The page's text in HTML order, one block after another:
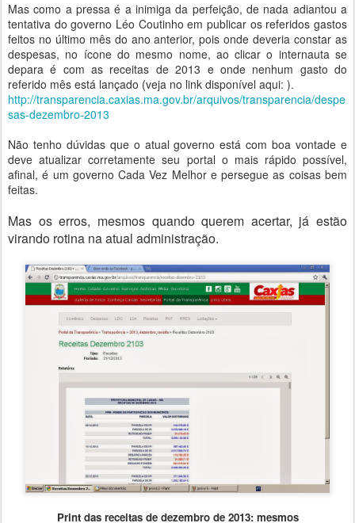
Mas como a pressa é a inimiga da perfeição, de nada adiantou a
tentativa do governo Léo Coutinho em publicar os referidos gastos
feitos no último mês do ano anterior, pois onde deveria constar as
despesas, no ícone do mesmo nome, ao clicar o internauta se
depara é com as receitas de 2013 e onde nenhum gasto do
referido mês está lançado (veja no link disponível aqui: ).
http://transparencia.caxias.ma.gov.br/arquivos/transparencia/despe
sas-dezembro-2013
Não tenho dúvidas que o atual governo está com boa vontade e
deve atualizar corretamente seu portal o mais rápido possível,
afinal, é um governo Cada Vez Melhor e persegue as coisas bem
feitas.
Mas os erros, mesmos quando querem acertar, já estão
virando rotina na atual administração.
Print das receitas de dezembro de 2013: mesmos